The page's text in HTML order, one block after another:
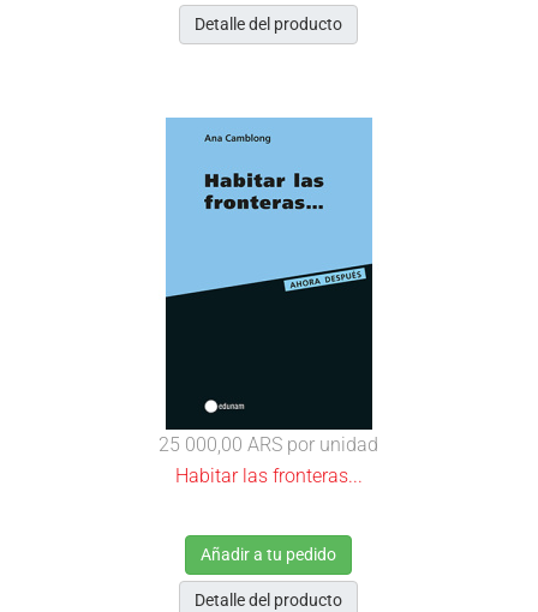
Detalle del producto
25 000,00 ARS por unidad
Habitar las fronteras...
Añadir a tu pedido
Detalle del producto